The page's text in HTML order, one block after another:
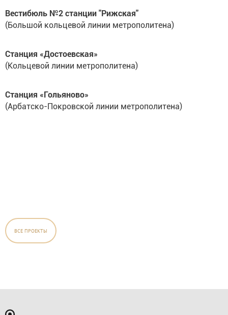
Вестибюль №2 станции "Рижская"
(Большой кольцевой линии метрополитена)
Станция «Достоевская»
(Кольцевой линии метрополитена)
Станция «Гольяново»
(Арбатско-Покровской линии метрополитена)
ВСЕ ПРОЕКТЫ